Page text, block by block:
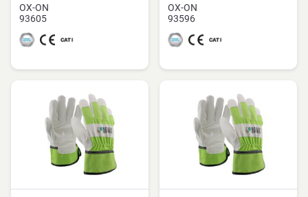
OX-ON
93605
OX-ON
93596